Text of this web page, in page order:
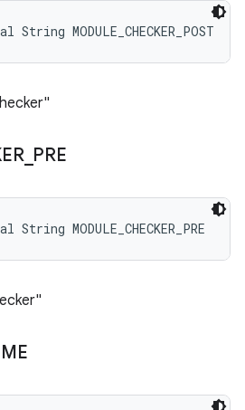
MODULE_CHECKER_POST
_ PRE
MODULE_CHECKER_PRE